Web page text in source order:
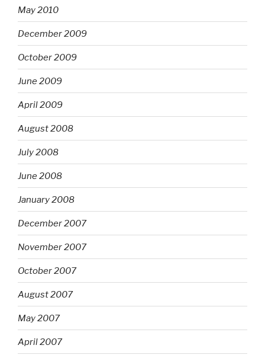
May 2010
December 2009
October 2009
June 2009
April 2009
August 2008
July 2008
June 2008
January 2008
December 2007
November 2007
October 2007
August 2007
May 2007
April 2007